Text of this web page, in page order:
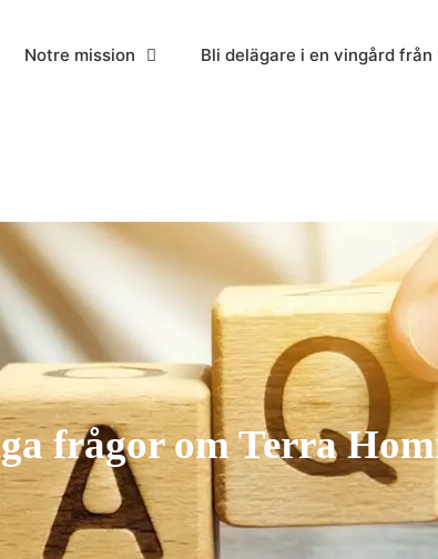
Notre mission Bli delägare i en vingård
frågor om Terra